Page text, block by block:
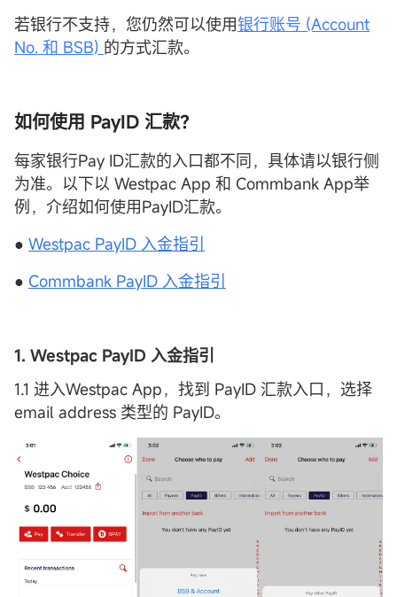
若银行不支持，您仍然可以使用银行账号 (Account
No. 和 BSB) 的方式汇款。
如何使用 PayID 汇款？
每家银行Pay ID汇款的入口都不同，具体请以银行侧
为准。以下以 Westpac App 和 Commbank App举
例，介绍如何使用PayID汇款。
● Westpac PayID 入金指引
● Commbank PayID 入金指引
1. Westpac PayID 入金指引
1.1 进入Westpac App，找到 PayID 汇款入口，选择
email address 类型的 PayID。